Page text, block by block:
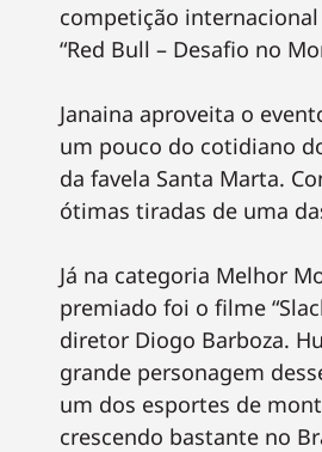
competição
“Red Bull – Desafio no
Janaina aproveita o
um pouco do cotidiano
da favela Santa Marta.
ótimas tiradas de uma
Já na categoria Melhor
premiado foi o filme
diretor Diogo Barboza.
grande personagem
um dos esportes de
crescendo bastante no